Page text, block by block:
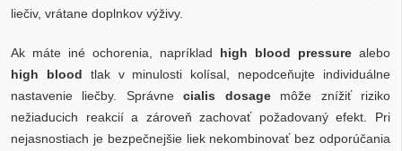
liečiv, vrátane doplnkov výživy.
Ak máte iné ochorenia, napríklad high blood pressure alebo
high blood tlak v minulosti kolísal, nepodceňujte individuálne
nastavenie liečby. Správnecialis dosagemôže znížiť riziko
nežiaducich reakcií a zároveň zachovať požadovaný efekt. Pri
nejasnostiach je bezpečnejšie liek nekombinovať bez odporúčania